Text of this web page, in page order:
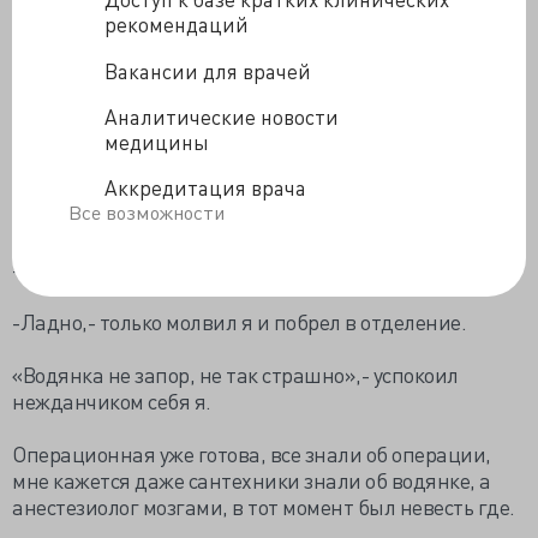
рекомендаций
Вакансии для врачей
Аналитические новости
медицины
Аккредитация врача
Все возможности
-Мы же вчера договорились?
-Ну я ж в операционной всем сказал, что завтра будем
оперировать водянку.
-Он хоть голодный?
-Ну канешь! Я не знаю, чего ты это не расслышал…
-Ладно,- только молвил я и побрел в отделение.
«Водянка не запор, не так страшно»,- успокоил
нежданчиком себя я.
Операционная уже готова, все знали об операции,
мне кажется даже сантехники знали об водянке, а
анестезиолог мозгами, в тот момент был невесть где.